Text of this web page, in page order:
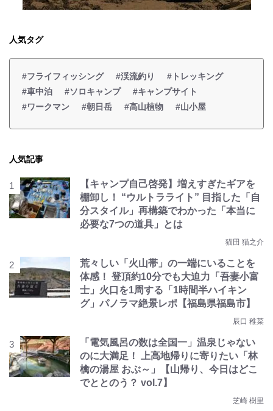
人気タグ
#フライフィッシング #渓流釣り
#トレッキング
#車中泊
#ソロキャンプ
#キャンプサイト
#ワークマン
#朝日岳 #高山植物 #山小屋
人気記事
【キャンプ自己啓発】増えすぎたギアを
棚卸し！ “ウルトラライト” 目指した「自
分スタイル」再構築でわかった「本当に
必要な7つの道具」とは
猫田 猫之介
荒々しい「火山帯」の一端にいることを
体感！ 登頂約10分でも大迫力「吾妻小富
士」火口を1周する「1時間半ハイキン
グ」パノラマ絶景レポ【福島県福島市】
辰口 稚菜
「電気風呂の数は全国一」温泉じゃない
のに大満足！ 上高地帰りに寄りたい「林
檎の湯屋 おぶ～」【山帰り、今日はどこ
でととのう？ vol.7】
芝崎 樹里